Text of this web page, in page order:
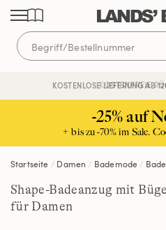
Direkt
zum
Inhalt
Direkt
zur
Navigation
Direkt
zur
Suche
KOSTENLOSE LIEFERUNG AB
KOSTENFREIE
-25% auf
+ bis zu -70% im Sale.
Startseite Damen Bademode
Shape-Badeanzug mit
für Damen